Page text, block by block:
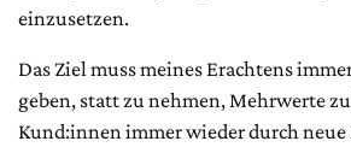
einzusetzen.
Das Ziel muss meines Erachtens
geben, statt zu nehmen, Mehrwerte
Kund:innen immer wieder durch neue